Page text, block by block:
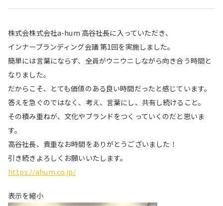
株式会株式会社a-hum 高谷社長に入っていただき、
インナーブランディング会議 第1回を実施しました。
簡単には言葉にならず、全員がウニウニしながら向き合う時間と
なりました。
だからこそ、とても価値のある良い時間だったと感じています。
答えを急ぐのではなく、考え、言葉にし、共有し続けること。
その積み重ねが、文化やブランドをつくっていくのだと思いま
す。
高谷社長、貴重なお時間をありがとうございました！
引き続きよろしくお願いいたします。
https://ahum.co.jp/
表示を縮小